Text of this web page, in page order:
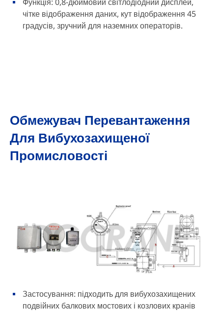
чітке відображення даних, кут відображення 45
градусів, зручний для наземних операторів.
Обмежувач Перевантаження
Для Вибухозахищеної
Промисловості
Застосування: підходить для вибухозахищених
подвійних балкових мостових і козлових кранів